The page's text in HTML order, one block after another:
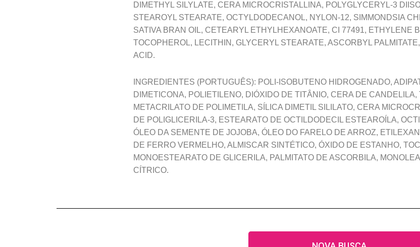
DIMETHYL SILYLATE, CERA MICROCRISTALLINA, POLYGLYCERYL-3
STEAROYL STEARATE, OCTYLDODECANOL, NYLON-12, SIMMONDSIA
SATIVA BRAN OIL, CETEARYL ETHYLHEXANOATE, CI 77491, ETHYLENE
TOCOPHEROL, LECITHIN, GLYCERYL STEARATE, ASCORBYL
ACID.
INGREDIENTES (PORTUGUÊS): POLI-ISOBUTENO HIDROGENADO,
DIMETICONA, POLIETILENO, DIÓXIDO DE TITÂNIO, CERA DE CANDELILA,
METACRILATO DE POLIMETILA, SÍLICA DIMETIL SILILATO, CERA
DE POLIGLICERILA-3, ESTEARATO DE OCTILDODECIL ESTEAROÍLA,
ÓLEO DA SEMENTE DE JOJOBA, ÓLEO DO FARELO DE ARROZ,
DE FERRO VERMELHO, ALMISCAR SINTÉTICO, ÓXIDO DE ESTANHO,
MONOESTEARATO DE GLICERILA, PALMITATO DE ASCORBILA,
CÍTRICO.